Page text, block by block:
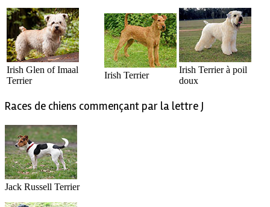
Irish Glen of Imaal
Terrier
Irish Terrier
Irish Terrier à poil
doux
Races de chiens commençant par la lettre J
Jack Russell Terrier